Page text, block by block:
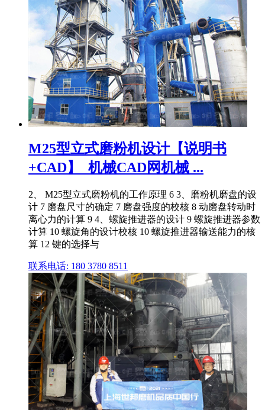
M25型立式磨粉机设计【说明书
+CAD】_机械CAD网机械 ...
2、 M25型立式磨粉机的工作原理 6 3、磨粉机磨盘的设
计 7 磨盘尺寸的确定 7 磨盘强度的校核 8 动磨盘转动时
离心力的计算 9 4、螺旋推进器的设计 9 螺旋推进器参数
计算 10 螺旋角的设计校核 10 螺旋推进器输送能力的核
算 12 键的选择与
联系电话: 180 3780 8511